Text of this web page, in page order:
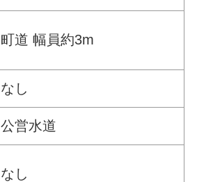
町道 幅員約3m
なし
公営水道
なし